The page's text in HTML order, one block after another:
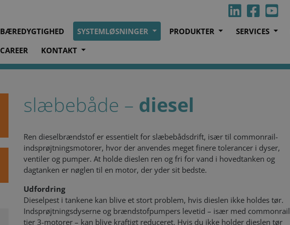
BÆREDYGTIGHED SYSTEMLØSNINGER PRODUKTER SERVICES
CAREER
KONTAKT
slæbebåde – diesel
Ren dieselbrændstof er essentielt for slæbebådsdrift, især til commonrail-
indsprøjtningsmotorer, hvor der anvendes meget finere tolerancer i dyser,
ventiler og pumper. At holde dieslen ren og fri for vand i hovedtanken og
dagtanken er nøglen til en motor, der yder sit bedste.
Udfordring
Dieselpest i tankene kan blive et stort problem, hvis dieslen ikke holdes tør.
Indsprøjtningsdyserne og brændstofpumpers levetid – især med commonrail
tier 3-motorer – kan blive kraftigt reduceret. Hvis du ikke holder dieslen tør